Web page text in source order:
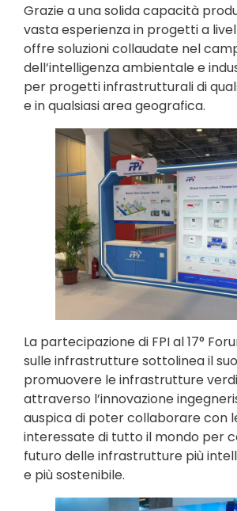
Grazie a una solida capacità
vasta esperienza in progetti a
offre soluzioni collaudate nel
dell’intelligenza ambientale e
per progetti infrastrutturali di
e in qualsiasi area geografica.
La partecipazione di FPI al 17°
sulle infrastrutture sottolinea il
promuovere le infrastrutture
attraverso l’innovazione
auspica di poter collaborare con
interessate di tutto il mondo per
futuro delle infrastrutture più
e più sostenibile.